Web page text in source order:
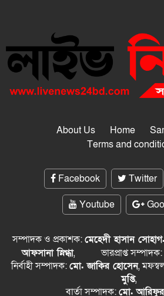
About Us Home
Terms and
Facebook Twitter
Youtube
সম্পাদক ও প্রকাশক:মেহেদী হাসান
আফসানা স্নিগ্ধা, ভারপ্রাপ্ত সম্পাদক:
নির্বাহী সম্পাদক:মো. জাকির হোসেন,
মুপ্তি,
বার্তা সম্পাদক:মো. আরিফুর